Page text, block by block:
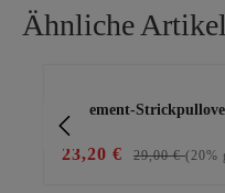
Ähnliche Artikel
Statement-
23,20 € 29,00 €(20%